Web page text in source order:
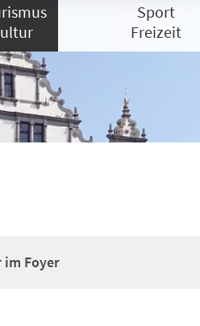
Sport
Freizeit
im Foyer